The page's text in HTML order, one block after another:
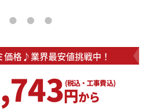
価格♪業界最安値挑戦中！
(税込・工事費込)
円から